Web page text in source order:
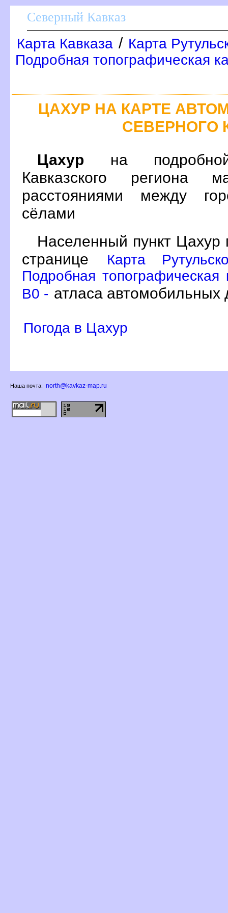
Северный Кавказ
Карта Кавказа / Карта
Подробная топографическая
ЦАХУР НА КАРТЕ
СЕВЕРНОГО
Цахур на
Кавказского региона
расстояниями между
сёлами
Населенный пункт Цахур
странице
Карта
Подробная топографическая
B0 - атласа автомобильных
Погода в Цахур
Наша почта: north@kavkaz-map.ru